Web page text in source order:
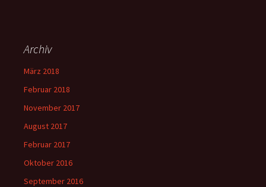
Archiv
März 2018
Februar 2018
November 2017
August 2017
Februar 2017
Oktober 2016
September 2016